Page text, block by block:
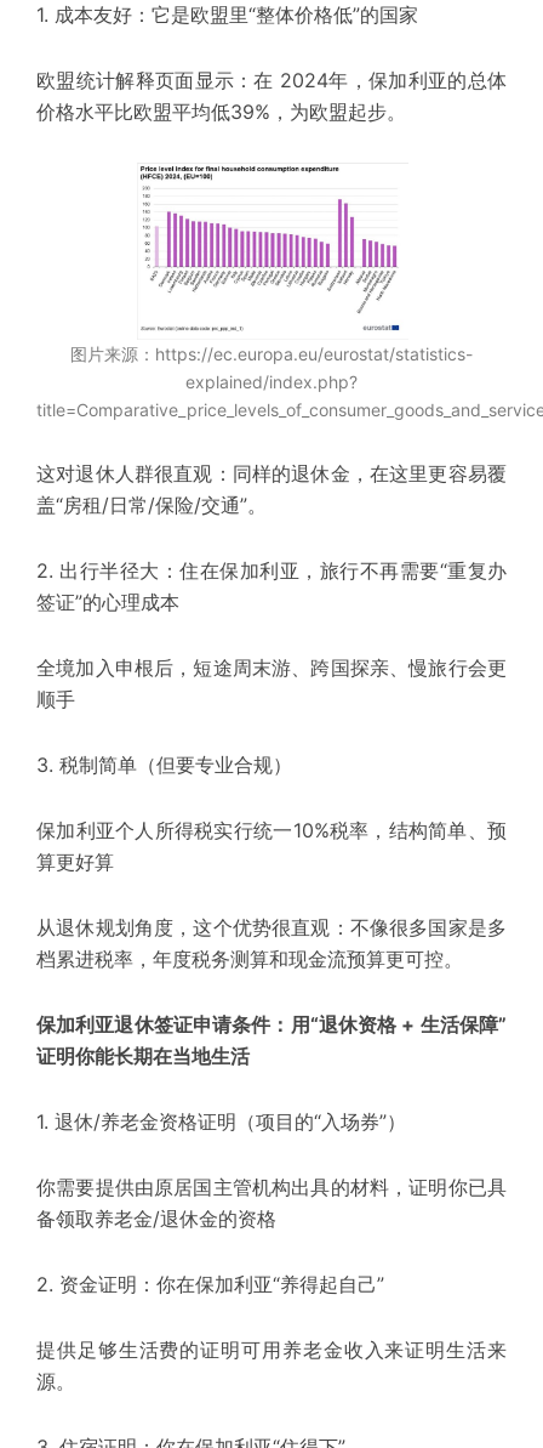
1. 成本友好：它是欧盟里“整体价格低”的国家
欧盟统计解释页面显示：在 2024年，保加利亚的总体
价格水平比欧盟平均低39% ，为欧盟起步。
图片来源：https://ec.europa.eu/eurostat/statistics-
explained/index.php?
这对退休人群很直观：同样的退休金，在这里更容易覆
盖“房租/日常/保险/交通”。
2. 出行半径大：住在保加利亚，旅行不再需要“重复办
签证”的心理成本
全境加入申根后，短途周末游、跨国探亲、慢旅行会更
顺手
3. 税制简单（但要专业合规）
保加利亚个人所得税实行统一10%税率，结构简单、预
算更好算
从退休规划角度，这个优势很直观：不像很多国家是多
档累进税率，年度税务测算和现金流预算更可控。
保加利亚退休签证申请条件：用“退休资格 + 生活保障”
证明你能长期在当地生活
1. 退休/养老金资格证明 （项目的“入场券”）
你需要提供由原居国主管机构出具的材料，证明你已具
备领取养老金/退休金的资格
2. 资金证明： 你在保加利亚“养得起自己”
提供足够生活费的证明可用养老金收入来证明生活来
源。